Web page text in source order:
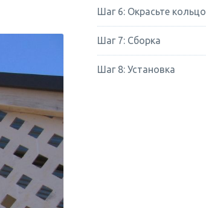
Шаг 6: Окрасьте кольцо
Шаг 7: Сборка
Шаг 8: Установка